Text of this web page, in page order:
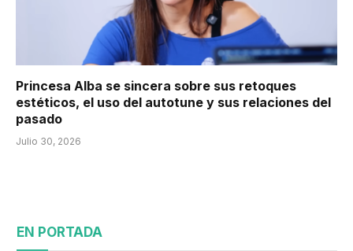
Princesa Alba se sincera sobre sus retoques
estéticos, el uso del autotune y sus relaciones del
pasado
Julio 30, 2026
EN PORTADA